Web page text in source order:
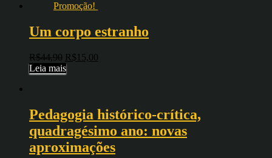
Promoção!
Um corpo estranho
R$44,90 R$ 15,00
Leia mais
Pedagogia histórico-crítica,
quadragésimo ano: novas
aproximações